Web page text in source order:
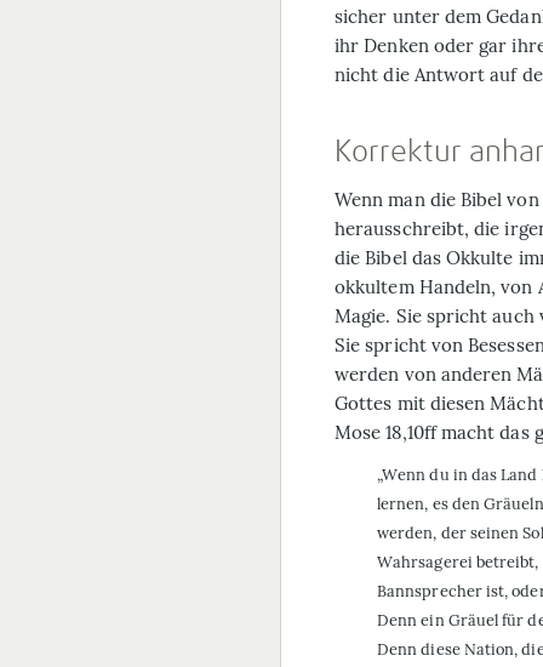
sicher unter dem
ihr Denken oder gar
nicht die Antwort auf
Korrektur
Wenn man die Bibel
herausschreibt, die
die Bibel das Okkulte
okkultem Handeln, von
Magie. Sie spricht
Sie spricht von
werden von anderen
Gottes mit diesen
Mose 18,10ff macht das
„Wenn du in das
lernen, es den
werden, der seinen
Wahrsagerei
Bannsprecher ist,
Denn ein Gräuel für
Denn diese Nation,